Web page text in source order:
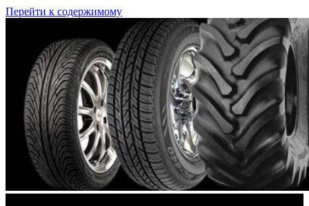
Перейти к содержимому